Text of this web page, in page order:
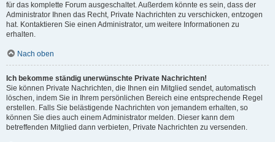
für das komplette Forum ausgeschaltet. Außerdem könnte es sein, dass der
Administrator Ihnen das Recht, Private Nachrichten zu verschicken, entzogen
hat. Kontaktieren Sie einen Administrator, um weitere Informationen zu
erhalten.
Nach oben
Ich bekomme ständig unerwünschte Private Nachrichten!
Sie können Private Nachrichten, die Ihnen ein Mitglied sendet, automatisch
löschen, indem Sie in Ihrem persönlichen Bereich eine entsprechende Regel
erstellen. Falls Sie belästigende Nachrichten von jemandem erhalten, so
können Sie dies auch einem Administrator melden. Dieser kann dem
betreffenden Mitglied dann verbieten, Private Nachrichten zu versenden.